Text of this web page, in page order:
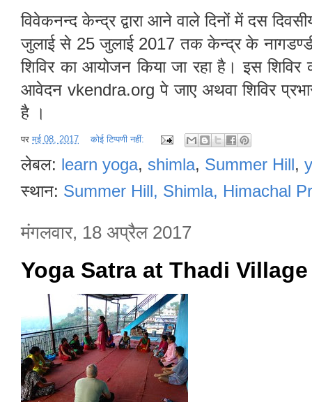
विवेकनन्द केन्द्र द्वारा आने वाले दिनों में दस
जुलाई से 25 जुलाई 2017 तक केन्द्र के
शिविर का आयोजन किया जा रहा है। इस
आवेदन vkendra.org पे जाए अथवा शिविर
है ।
पर मई 08, 2017 कोई टिप्पणी नहीं:
लेबल: learn yoga, shimla, Summer Hill,
स्थान: Summer Hill, Shimla, Himachal
मंगलवार, 18 अप्रैल 2017
Yoga Satra at Thadi